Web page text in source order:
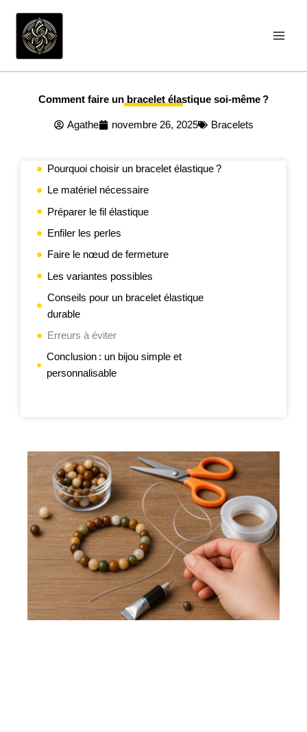
contenu
Comment faire un bracelet élastique soi-même ?
Agathe novembre 26, 2025 Bracelets
Pourquoi choisir un bracelet élastique ?
Le matériel nécessaire
Préparer le fil élastique
Enfiler les perles
Faire le nœud de fermeture
Les variantes possibles
Conseils pour un bracelet élastique
durable
Erreurs à éviter
Conclusion : un bijou simple et
personnalisable